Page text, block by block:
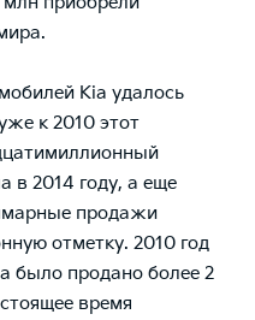
Kia удалось
к 2010 этот
в 2014 году, а еще
продажи
отметку. 2010 год
было продано более 2
время